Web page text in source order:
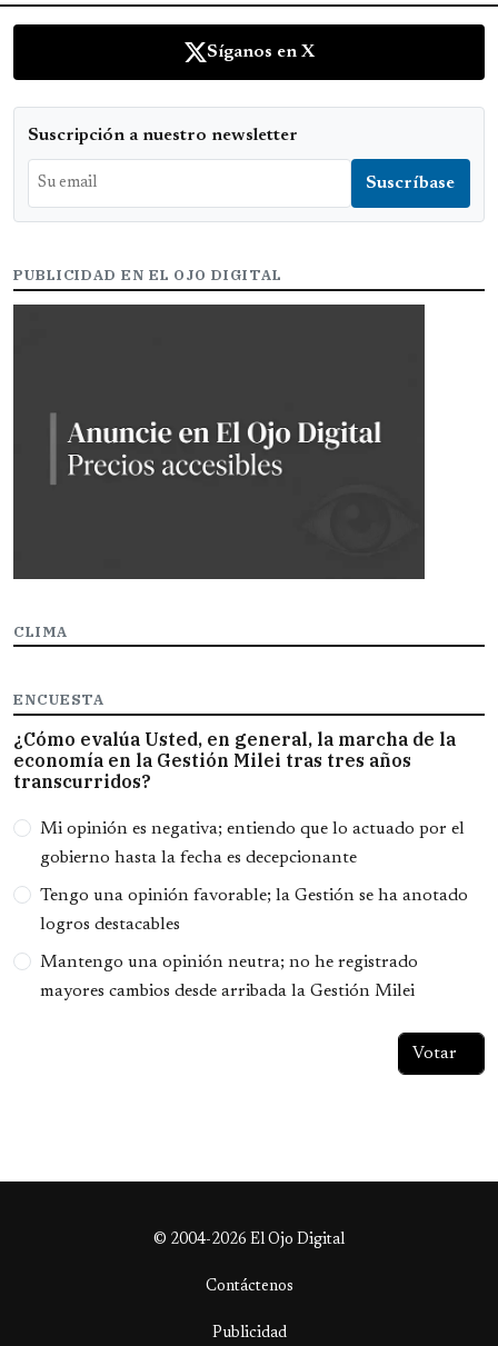
Síganos en X
Suscripción a nuestro newsletter
PUBLICIDAD EN EL OJO DIGITAL
CLIMA
ENCUESTA
¿Cómo evalúa Usted, en general, la marcha de la
economía en la Gestión Milei tras tres años
transcurridos?
Opciones
Mi opinión es negativa; entiendo que lo actuado por el
gobierno hasta la fecha es decepcionante
Tengo una opinión favorable; la Gestión se ha anotado
logros destacables
Mantengo una opinión neutra; no he registrado
mayores cambios desde arribada la Gestión Milei
© 2004-2026 El Ojo Digital
Contáctenos
Publicidad